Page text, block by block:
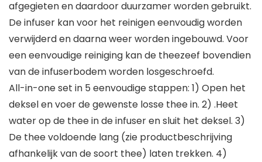
afgegieten en daardoor duurzamer worden gebruikt.
De infuser kan voor het reinigen eenvoudig worden
verwijderd en daarna weer worden ingebouwd. Voor
een eenvoudige reiniging kan de theezeef bovendien
van de infuserbodem worden losgeschroefd.
All-in-one set in 5 eenvoudige stappen: 1) Open het
deksel en voer de gewenste losse thee in. 2) .Heet
water op de thee in de infuser en sluit het deksel. 3)
De thee voldoende lang (zie productbeschrijving
afhankelijk van de soort thee) laten trekken. 4)